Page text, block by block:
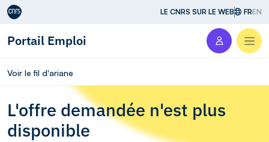
Aller au contenu LE CNRS SUR LE WEB FREN
Portail Emploi
Voir le fil d'ariane
L'offre demandée n'est plus
disponible